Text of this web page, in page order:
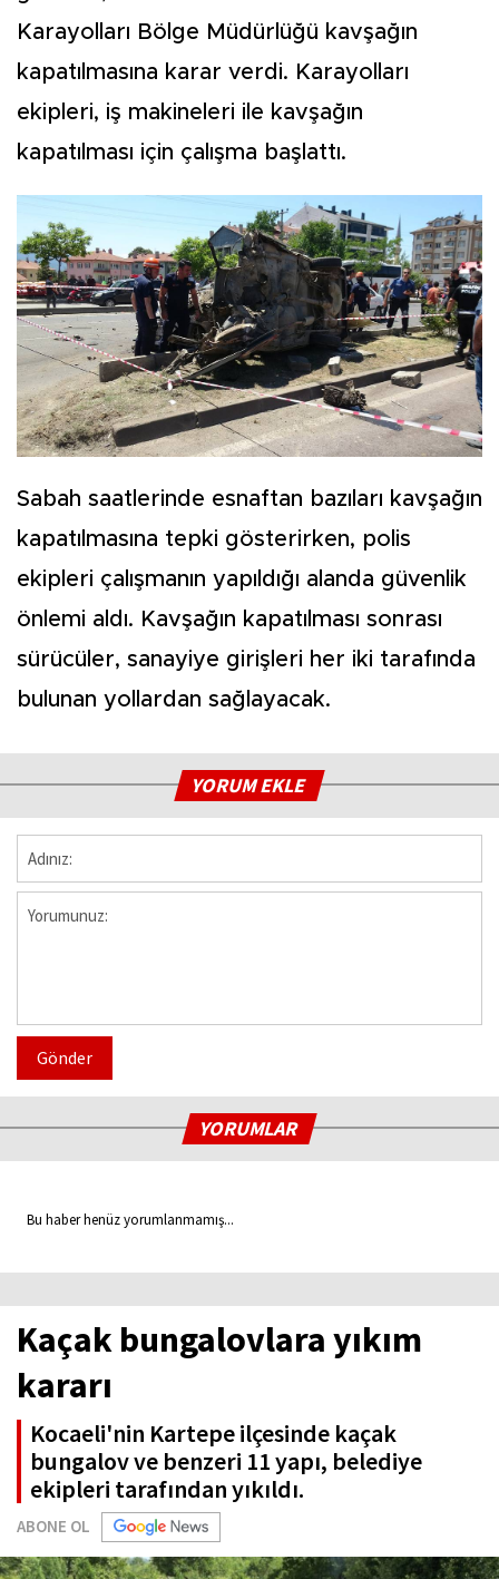
Karayolları Bölge Müdürlüğü kavşağın
kapatılmasına karar verdi. Karayolları
ekipleri, iş makineleri ile kavşağın
kapatılması için çalışma başlattı.
Sabah saatlerinde esnaftan bazıları kavşağın
kapatılmasına tepki gösterirken, polis
ekipleri çalışmanın yapıldığı alanda güvenlik
önlemi aldı. Kavşağın kapatılması sonrası
sürücüler, sanayiye girişleri her iki tarafında
bulunan yollardan sağlayacak.
YORUM EKLE
Gönder
YORUMLAR
Bu haber henüz yorumlanmamış...
Kaçak bungalovlara yıkım
kararı
Kocaeli'nin Kartepe ilçesinde kaçak
bungalov ve benzeri 11 yapı, belediye
ekipleri tarafından yıkıldı.
ABONE OL